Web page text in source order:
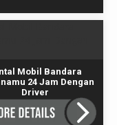
Mobil Bandara
24 Jam Dengan
Driver